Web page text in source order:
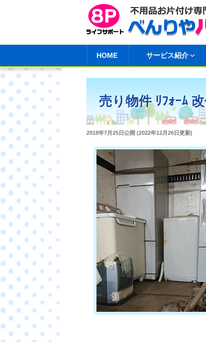
ン
へ
ス
HOME サービス紹介
売り物件 ﾘﾌｫｰﾑ
投
2018年7月25日公開 (2022年12月26日更新)